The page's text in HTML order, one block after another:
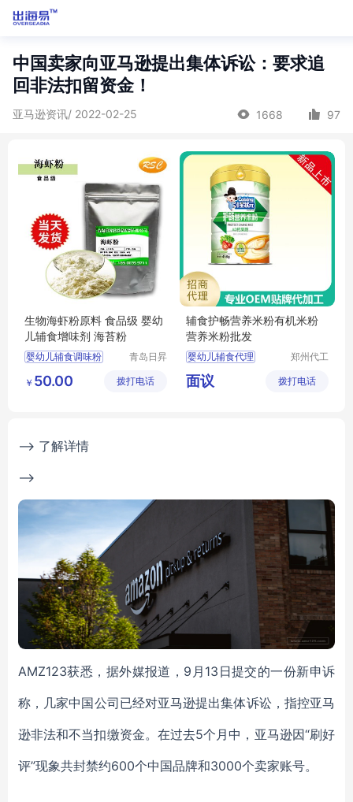
中国卖家向亚马逊提出集体诉讼：要求追
回非法扣留资金！
亚马逊资讯/ 2022-02-25 1668 97
生物海虾粉原料 食品级 婴幼
儿辅食增味剂 海苔粉
婴幼儿辅食调味粉
青岛日昇
料有限公
￥ 50.00 拨打电话
辅食护畅营养米粉有机米粉
营养米粉批发
婴幼儿辅食代理
婴幼儿辅食批发
婴幼儿辅食加工
郑州代工
技有限公
面议 拨打电话
--> 了解详情
-->
AMZ123获悉，据外媒报道，9月13日提交的一份新申诉
称，几家中国公司已经对亚马逊提出集体诉讼，指控亚马
逊非法和不当扣缴资金。在过去5个月中，亚马逊因“刷好
评”现象共封禁约600个中国品牌和3000个卖家账号。